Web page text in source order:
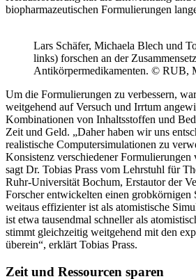
biopharmazeutischen Formulierungen
Lars Schäfer, Michaela Blech und
links) forschen an der
Antikörpermedikamenten. © RUB,
Um die Formulierungen zu verbessern,
weitgehend auf Versuch und Irrtum
Kombinationen von Inhaltsstoffen und
Zeit und Geld. „Daher haben wir uns
realistische Computersimulationen zu
Konsistenz verschiedener Formulierungen
sagt Dr. Tobias Prass vom Lehrstuhl für
Ruhr-Universität Bochum, Erstautor der
Forscher entwickelten einen grobkörnigen
weitaus effizienter ist als atomistische
ist etwa tausendmal schneller als
stimmt gleichzeitig weitgehend mit den
überein“, erklärt Tobias Prass.
Zeit und Ressourcen sparen